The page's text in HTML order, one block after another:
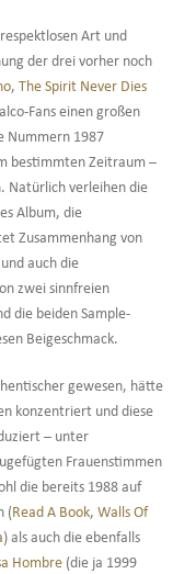
Art und
der drei vorher noch
, The Spirit Never Dies
Fans einen großen
Nummern 1987
bestimmten Zeitraum –
Natürlich verleihen die
Album, die
Zusammenhang von
auch die
zwei sinnfreien
die beiden Sample-
Beigeschmack.
gewesen, hätte
konzentriert und diese
– unter
Frauenstimmen
die bereits 1988 auf
(Read A Book, Walls Of
) als auch die ebenfalls
Hombre(die ja 1999